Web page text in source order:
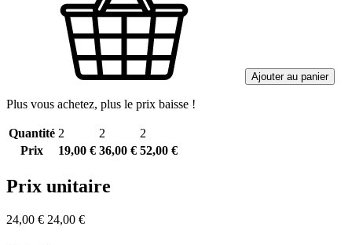
Ajouter au panier
Plus vous achetez, plus le prix baisse !
Quantité 2 2
2
Prix
19,00 € 36,00 € 52,00 €
Prix unitaire
24,00 € 24,00 €